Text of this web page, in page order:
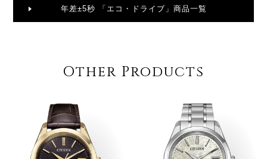
年差±5秒 「エコ・ドライブ」商品一覧
Other Products